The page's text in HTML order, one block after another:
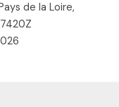
de la Loire,